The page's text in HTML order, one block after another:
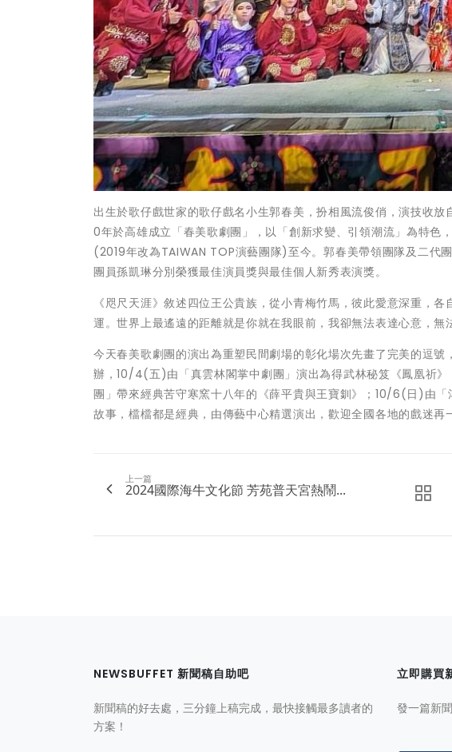
出生於歌仔戲世家的歌仔戲名小生郭春美，扮相風流俊俏，演技收
0年於高雄成立「春美歌劇團」，以「創新求變、引領潮流」為特
(2019年改為TAIWAN TOP演藝團隊)至今。郭春美帶領團隊及二代
團員孫凱琳分別榮獲最佳演員獎與最佳個人新秀表演獎。
《咫尺天涯》敘述四位王公貴族，從小青梅竹馬，彼此愛意深重，
運。世界上最遙遠的距離就是你就在我眼前，我卻無法表達心意，無
今天春美歌劇團的演出為重塑民間劇場的彰化場次先畫了完美的逗
辦，10/4(五)由「真雲林閣掌中劇團」演出為得武林秘笈《鳳凰祈
團」帶來經典苦守寒窯十八年的《薛平貴與王寶釧》；10/6(日)由
故事，檔檔都是經典，由傳藝中心精選演出，歡迎全國各地的戲迷再
上一篇
2024國際海牛文化節 芳苑普天宮熱鬧...
NEWSBUFFET 新聞稿自助吧
新聞稿的好去處，三分鐘上稿完成，最快接觸最多讀者的
方案！
立即購買
發一篇新